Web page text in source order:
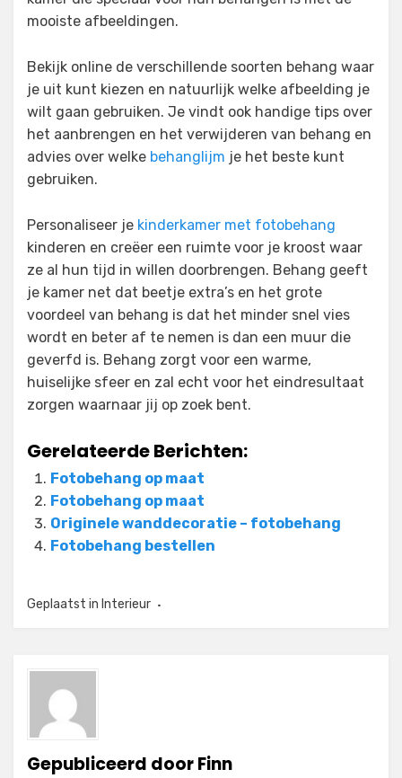
mooiste afbeeldingen.
Bekijk online de verschillende soorten behang waar
je uit kunt kiezen en natuurlijk welke afbeelding je
wilt gaan gebruiken. Je vindt ook handige tips over
het aanbrengen en het verwijderen van behang en
advies over welke behanglijm je het beste kunt
gebruiken.
Personaliseer je kinderkamer met fotobehang
kinderen en creëer een ruimte voor je kroost waar
ze al hun tijd in willen doorbrengen. Behang geeft
je kamer net dat beetje extra’s en het grote
voordeel van behang is dat het minder snel vies
wordt en beter af te nemen is dan een muur die
geverfd is. Behang zorgt voor een warme,
huiselijke sfeer en zal echt voor het eindresultaat
zorgen waarnaar jij op zoek bent.
Gerelateerde Berichten:
Fotobehang op maat
Fotobehang op maat
Originele wanddecoratie – fotobehang
Fotobehang bestellen
Geplaatst in Interieur
Gepubliceerd doorFinn